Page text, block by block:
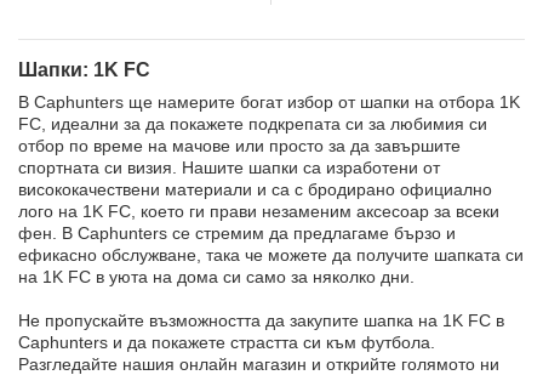
Шапки: 1K FC
В Caphunters ще намерите богат избор от шапки на отбора 1K
FC, идеални за да покажете подкрепата си за любимия си
отбор по време на мачове или просто за да завършите
спортната си визия. Нашите шапки са изработени от
висококачествени материали и са с бродирано официално
лого на 1K FC, което ги прави незаменим аксесоар за всеки
фен. В Caphunters се стремим да предлагаме бързо и
ефикасно обслужване, така че можете да получите шапката си
на 1K FC в уюта на дома си само за няколко дни.
Не пропускайте възможността да закупите шапка на 1K FC в
Caphunters и да покажете страстта си към футбола.
Разгледайте нашия онлайн магазин и открийте голямото ни